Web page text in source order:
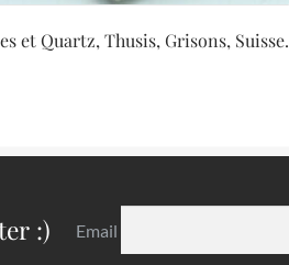
et Quartz, Thusis, Grisons, Suisse.
:) Email